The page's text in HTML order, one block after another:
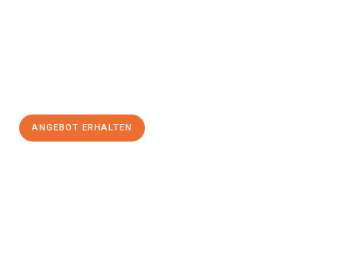
ANGEBOT ERHALTEN